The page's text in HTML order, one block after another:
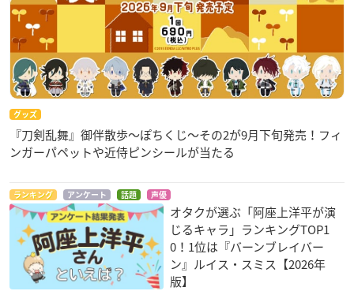
グッズ
『刀剣乱舞』御伴散歩～ぽちくじ～その2が9月下旬発売！フィ
ンガーパペットや近侍ピンシールが当たる
ランキング アンケート 話題 声優
オタクが選ぶ「阿座上洋平が演
じるキャラ」ランキングTOP1
0！1位は『バーンブレイバー
ン』ルイス・スミス【2026年
版】